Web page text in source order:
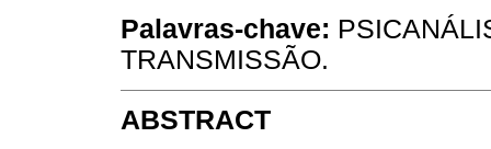
Palavras-chave:
TRANSMISSÃO.
ABSTRACT